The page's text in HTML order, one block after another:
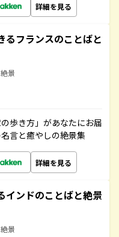
詳細を見る
るフランスのことばと
景
歩き方」があなたにお届
言と癒やしの絶景集
詳細を見る
インドのことばと絶景
景